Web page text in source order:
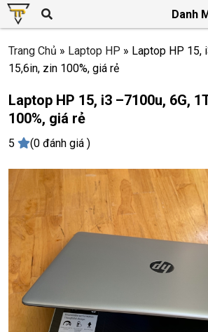
Danh
Trang Chủ » Laptop HP » Laptop HP 15,
15,6in, zin 100%, giá rẻ
Laptop HP 15, i3 –7100u, 6G,
100%, giá rẻ
5 (0 đánh giá )